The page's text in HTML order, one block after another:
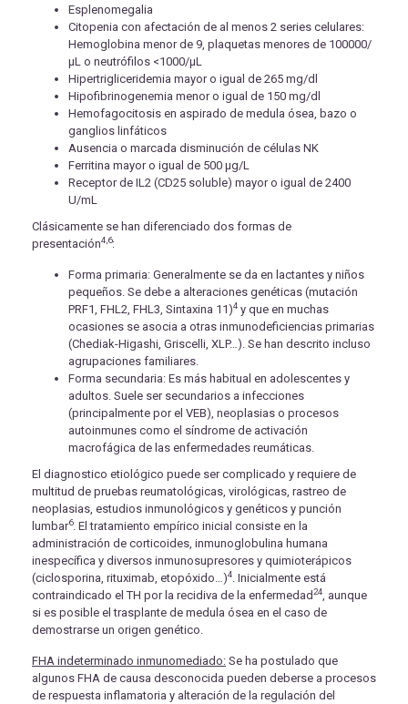
Esplenomegalia
Citopenia con afectación de al menos 2 series celulares:
Hemoglobina menor de 9, plaquetas menores de 100000/
μL o neutrófilos <1000/μL
Hipertrigliceridemia mayor o igual de 265 mg/dl
Hipofibrinogenemia menor o igual de 150 mg/dl
Hemofagocitosis en aspirado de medula ósea, bazo o
ganglios linfáticos
Ausencia o marcada disminución de células NK
Ferritina mayor o igual de 500 μg/L
Receptor de IL2 (CD25 soluble) mayor o igual de 2400
U/mL
Clásicamente se han diferenciado dos formas de
presentación4,6:
Forma primaria: Generalmente se da en lactantes y niños
pequeños. Se debe a alteraciones genéticas (mutación
PRF1, FHL2, FHL3, Sintaxina 11)4 y que en muchas
ocasiones se asocia a otras inmunodeficiencias primarias
(Chediak-Higashi, Griscelli, XLP…). Se han descrito incluso
agrupaciones familiares.
Forma secundaria: Es más habitual en adolescentes y
adultos. Suele ser secundarios a infecciones
(principalmente por el VEB), neoplasias o procesos
autoinmunes como el síndrome de activación
macrofágica de las enfermedades reumáticas.
El diagnostico etiológico puede ser complicado y requiere de
multitud de pruebas reumatológicas, virológicas, rastreo de
neoplasias, estudios inmunológicos y genéticos y punción
lumbar6. El tratamiento empírico inicial consiste en la
administración de corticoides, inmunoglobulina humana
inespecífica y diversos inmunosupresores y quimioterápicos
(ciclosporina, rituximab, etopóxido…)4 . Inicialmente está
contraindicado el TH por la recidiva de la enfermedad24
, aunque
si es posible el trasplante de medula ósea en el caso de
demostrarse un origen genético.
FHA indeterminado inmunomediado: Se ha postulado que
algunos FHA de causa desconocida pueden deberse a procesos
de respuesta inflamatoria y alteración de la regulación del